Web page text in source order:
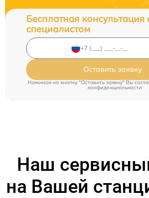
Бесплатная консультация
специалистом
Оставить заявку
Нажимая на кнопку "Оставить заявку" Вы
конфиденциальности
Наш
на Вашей